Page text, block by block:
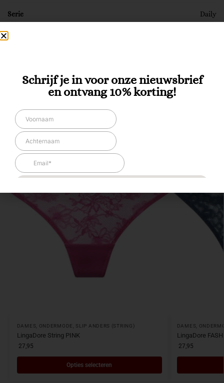
Serie Daily
Gerelateerde producten
DAMES ONDERMODE SLIP ANDERS (STRING)
LingaDore String PINK
27,95
Opties selecteren
DAMES
LingaDore
27,95
Schrijf je in voor onze nieuwsbrief
en ontvang 10% korting!